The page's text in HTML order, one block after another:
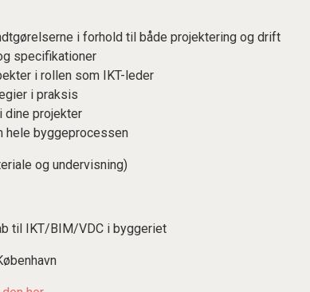
i forhold til både projektering og drift
specifikationer
i rollen som IKT-leder
i praksis
dine projekter
hele byggeprocessen
og undervisning)
til IKT/BIM/VDC i byggeriet